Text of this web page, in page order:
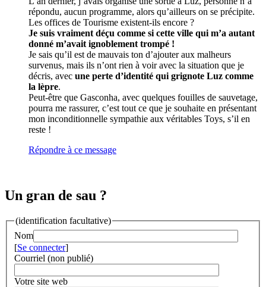
répondu, aucun programme, alors qu’ailleurs on se précipite.
Les offices de Tourisme existent-ils encore ?
Je suis vraiment déçu comme si cette ville qui m’a autant
donné m’avait ignoblement trompé !
Je sais qu’il est de mauvais ton d’ajouter aux malheurs
survenus, mais ils n’ont rien à voir avec la situation que je
décris, avec une perte d’identité qui grignote Luz comme
la lèpre.
Peut-être que Gasconha, avec quelques fouilles de sauvetage,
pourra me rassurer, c’est tout ce que je souhaite en présentant
mon inconditionnelle sympathie aux véritables Toys, s’il en
reste !
Répondre à ce message
Un gran de sau ?
(identification facultative)
Nom
[Se connecter]
Courriel (non publié)
Votre site web